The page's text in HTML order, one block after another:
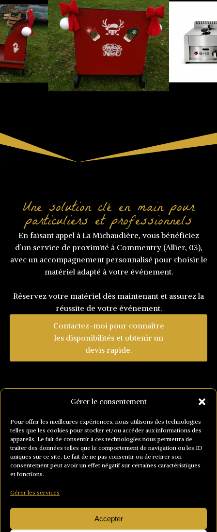
Gérer le consentement
Pour offrir les meilleures expériences, nous utilisons des technologies
telles que les cookies pour stocker et/ou accéder aux informations des
appareils. Le fait de consentir à ces technologies nous permettra de
traiter des données telles que le comportement de navigation ou les ID
uniques sur ce site. Le fait de ne pas consentir ou de retirer son
consentement peut avoir un effet négatif sur certaines caractéristiques
et fonctions.
Gérer les services
Accepter
Une solution clé en main pour
particuliers et professionnels
En faisant appel à La Michaudière, vous bénéficiez
d’un service de proximité à Commentry (Allier, 03),
avec un accompagnement personnalisé pour choisir le
matériel adapté à votre événement.
Réservez votre matériel dès maintenant et assurez la
réussite de votre événement.
Contactez-moi pour connaître
les disponibilités et obtenir un
devis rapide.
552 rue de Longeroux 03600 Commentry
06 12 29 55 42
contact@ferronnerielamichaudiere.com